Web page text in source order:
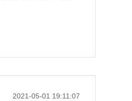
2021-05-01 19:11:07